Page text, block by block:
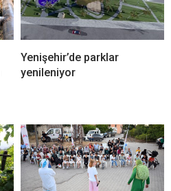
Yenişehir’de parklar
yenileniyor